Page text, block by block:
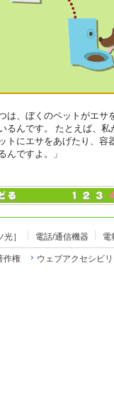
つは、ぼくのペットがエ
るんです。 たとえば、
トにエサをあげたり、容
んですよ。」
］ 電話/通信機器 電
作権
ウェブアクセシビ